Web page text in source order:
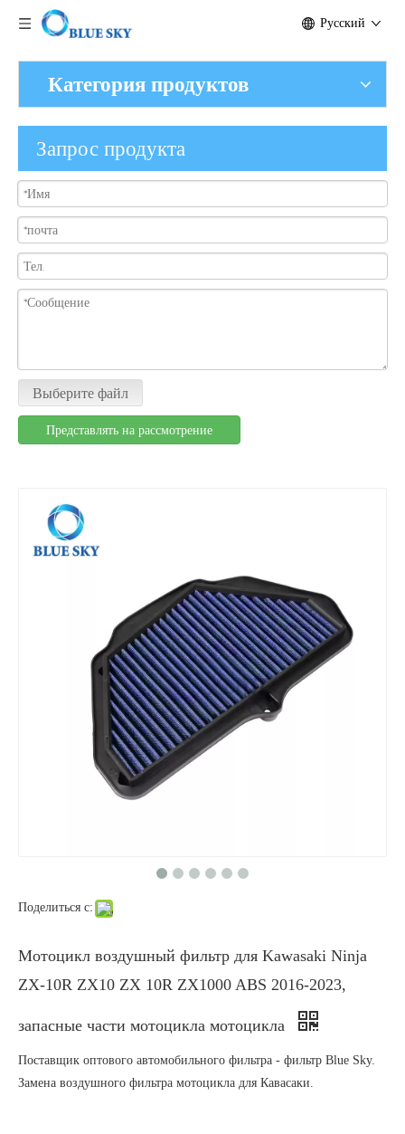
Pусский
Категория продуктов
Запрос продукта
Выберите файл
Представлять на рассмотрение
Поделиться с:
Мотоцикл воздушный фильтр для Kawasaki Ninja
ZX-10R ZX10 ZX 10R ZX1000 ABS 2016-2023,
запасные части мотоцикла мотоцикла
Поставщик оптового автомобильного фильтра - фильтр Blue Sky.
Замена воздушного фильтра мотоцикла для Кавасаки.